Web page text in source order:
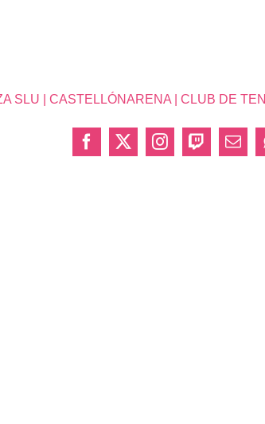
| CASTELLÓNARENA | CLUB DE
Facebook
X InstagramTwitch